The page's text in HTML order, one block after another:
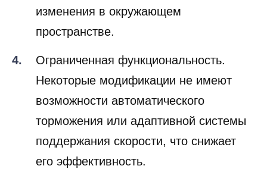
изменения в окружающем
пространстве.
Ограниченная функциональность.
Некоторые модификации не имеют
возможности автоматического
торможения или адаптивной системы
поддержания скорости, что снижает
его эффективность.